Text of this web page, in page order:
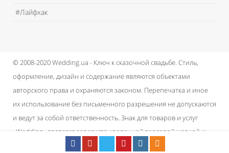
#Лайфхак
© 2008-2020 Wedding.ua - Ключ к сказочной свадьбе. Стиль,
оформление, дизайн и содержание являются объектами
авторского права и охраняются законом. Перепечатка и иное
их использование без письменного разрешения не допускаются
и ведут за собой ответственность. Знак для товаров и услуг
«Wedding» является зарегистрированной торговой маркой и
принадлежит проекту.
Пользовательское соглашение